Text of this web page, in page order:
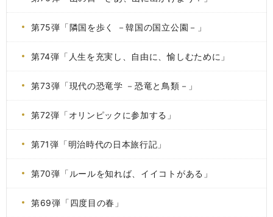
第75弾「隣国を歩く －韓国の国立公園－」
第74弾「人生を充実し、自由に、愉しむために」
第73弾「現代の恐竜学 －恐竜と鳥類－」
第72弾「オリンピックに参加する」
第71弾「明治時代の日本旅行記」
第70弾「ルールを知れば、イイコトがある」
第69弾「四度目の春」